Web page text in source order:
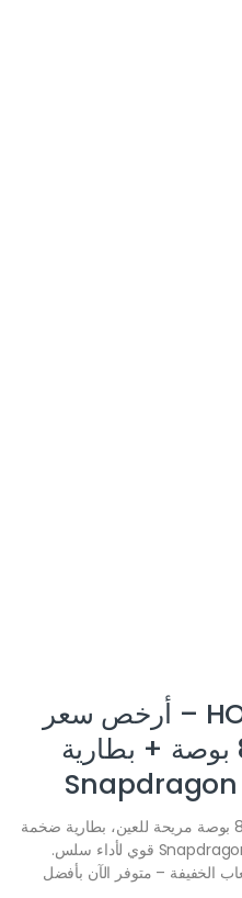
تابلت HONOR Pad X7 – أرخص سعر
في مصر | شاشة 8.7 بوصة + بطارية
بشاشة 8.7 بوصة مريحة للعين، بطارية ضخمة
7020mAh تدوم يوم كامل، ومعالج Snapdragon قوي لأداء سلس.
الخفيفة – متوفر الآن بأفضل